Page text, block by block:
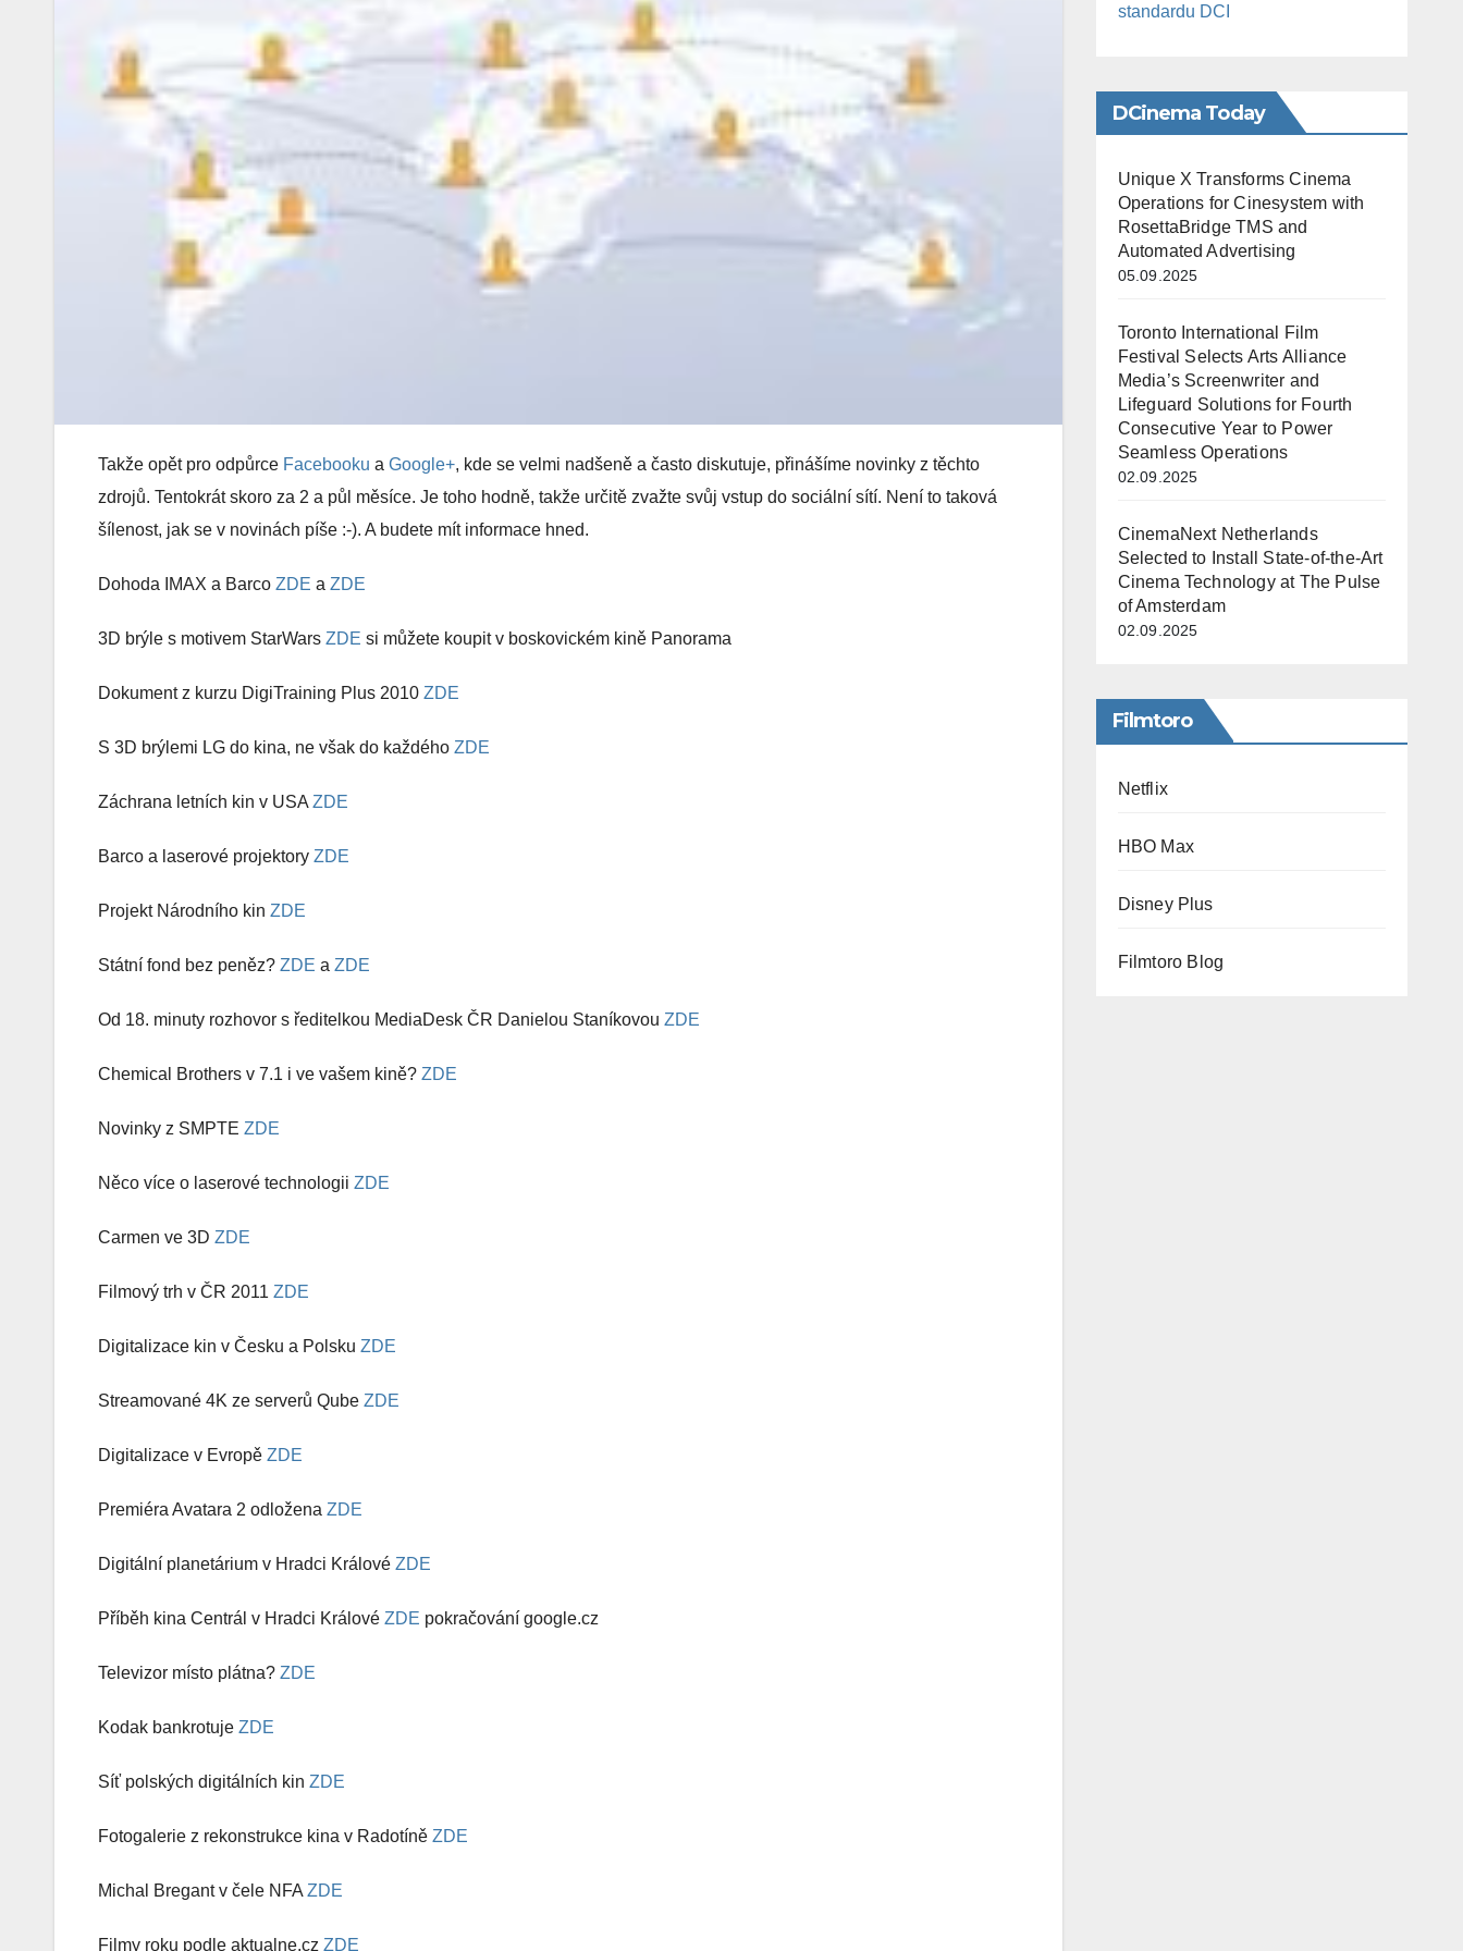
Takže opět pro odpůrce Facebooku a Google+, kde se velmi nadšeně a často diskutuje, přinášíme novinky z těchto
zdrojů. Tentokrát skoro za 2 a půl měsíce. Je toho hodně, takže určitě zvažte svůj vstup do sociální sítí. Není to taková
šílenost, jak se v novinách píše :-). A budete mít informace hned.
Dohoda IMAX a Barco ZDE a ZDE
3D brýle s motivem StarWars ZDE si můžete koupit v boskovickém kině Panorama
Dokument z kurzu DigiTraining Plus 2010 ZDE
S 3D brýlemi LG do kina, ne však do každého ZDE
Záchrana letních kin v USA ZDE
Barco a laserové projektory ZDE
Projekt Národního kin ZDE
Státní fond bez peněz? ZDE a ZDE
Od 18. minuty rozhovor s ředitelkou MediaDesk ČR Danielou Staníkovou ZDE
Chemical Brothers v 7.1 i ve vašem kině? ZDE
Novinky z SMPTE ZDE
Něco více o laserové technologii ZDE
Carmen ve 3D ZDE
Filmový trh v ČR 2011 ZDE
Digitalizace kin v Česku a Polsku ZDE
Streamované 4K ze serverů Qube ZDE
Digitalizace v Evropě ZDE
Premiéra Avatara 2 odložena ZDE
Digitální planetárium v Hradci Králové ZDE
Příběh kina Centrál v Hradci Králové ZDE pokračování google.cz
Televizor místo plátna? ZDE
Kodak bankrotuje ZDE
Síť polských digitálních kin ZDE
Fotogalerie z rekonstrukce kina v Radotíně ZDE
Michal Bregant v čele NFA ZDE
Filmy roku podle aktualne.cz ZDE
standardu DCI
DCinema Today
Unique X Transforms Cinema
Operations for Cinesystem with
RosettaBridge TMS and
Automated Advertising
05.09.2025
Toronto International Film
Festival Selects Arts Alliance
Media’s Screenwriter and
Lifeguard Solutions for Fourth
Consecutive Year to Power
Seamless Operations
02.09.2025
CinemaNext Netherlands
Selected to Install State-of-the-Art
Cinema Technology at The Pulse
of Amsterdam
02.09.2025
Filmtoro
Netflix
HBO Max
Disney Plus
Filmtoro Blog